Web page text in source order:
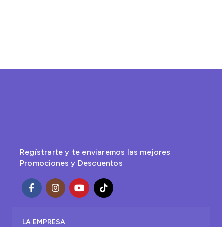
Regístrarte y te enviaremos las mejores
Promociones y Descuentos
LA EMPRESA